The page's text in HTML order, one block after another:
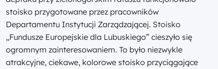
stoisko przygotowane przez pracowników
Departamentu Instytucji Zarządzającej. Stoisko
„Fundusze Europejskie dla Lubuskiego” cieszyło się
ogromnym zainteresowaniem. To było niezwykle
atrakcyjne, ciekawe, kolorowe stoisko przyciągające